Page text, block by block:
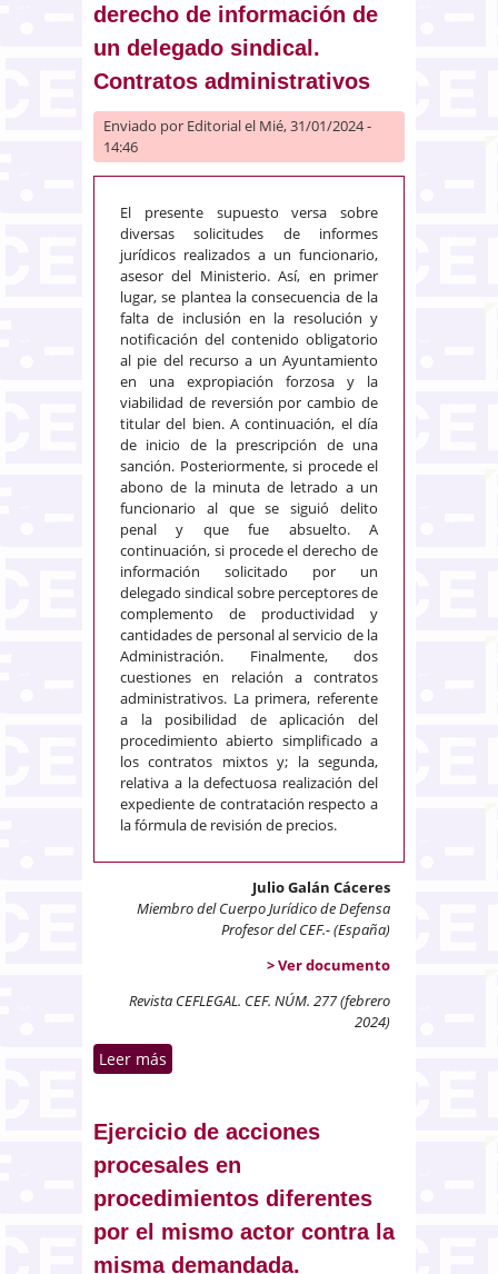
derecho de información de
un delegado sindical.
Contratos administrativos
Enviado por Editorialel Mié, 31/01/2024 -
14:46
El presente supuesto versa sobre
diversas solicitudes de informes
jurídicos realizados a un funcionario,
asesor del Ministerio. Así, en primer
lugar, se plantea la consecuencia de la
falta de inclusión en la resolución y
notificación del contenido obligatorio
al pie del recurso a un Ayuntamiento
en una expropiación forzosa y la
viabilidad de reversión por cambio de
titular del bien. A continuación, el día
de inicio de la prescripción de una
sanción. Posteriormente, si procede el
abono de la minuta de letrado a un
funcionario al que se siguió delito
penal y que fue absuelto. A
continuación, si procede el derecho de
información solicitado por un
delegado sindical sobre perceptores de
complemento de productividad y
cantidades de personal al servicio de la
Administración. Finalmente, dos
cuestiones en relación a contratos
administrativos. La primera, referente
a la posibilidad de aplicación del
procedimiento abierto simplificado a
los contratos mixtos y; la segunda,
relativa a la defectuosa realización del
expediente de contratación respecto a
la fórmula de revisión de precios.
Julio Galán Cáceres
Miembro del Cuerpo Jurídico de Defensa
Profesor del CEF.- (España)
> Ver documento
Revista CEFLEGAL. CEF. NÚM. 277 (febrero
2024)
Leer más
indemnización y derecho de
información de un delegado
sindical. Contratos
administrativos
Ejercicio de acciones
procesales en
procedimientos diferentes
por el mismo actor contra la
misma demandada.